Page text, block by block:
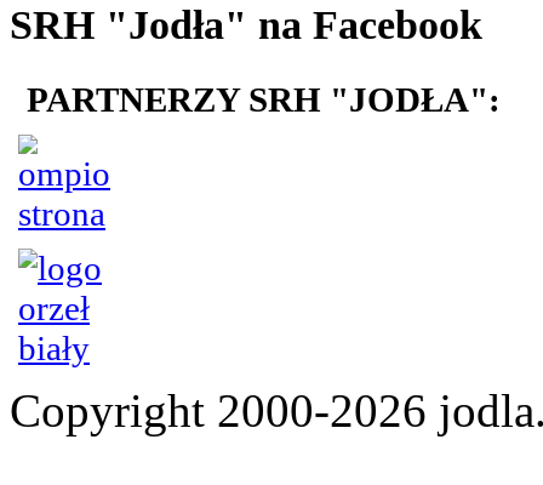
SRH "Jodła" na Facebook
PARTNERZY SRH "JODŁA":
Copyright 2000-2026